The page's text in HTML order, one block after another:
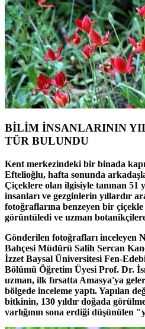
BİLİM İNSANLARININ
TÜR BULUNDU
Kent merkezindeki bir binada
Eftelioğlu, hafta sonunda
Çiçeklere olan ilgisiyle tanınan 51
insanları ve gezginlerin yıllardır
fotoğraflarına benzeyen bir
görüntüledi ve uzman botanikçilere
Gönderilen fotoğrafları inceleyen
Bahçesi Müdürü Salih Sercan
İzzet Baysal Üniversitesi Fen-
Bölümü Öğretim Üyesi Prof. Dr.
uzman, ilk fırsatta Amasya'ya
bölgede inceleme yaptı. Yapılan
bitkinin, 130 yıldır doğada
varlığının sona erdiği